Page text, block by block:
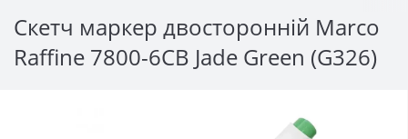
Скетч маркер двосторонній Marco
Raffine 7800-6CB Jade Green (G326)